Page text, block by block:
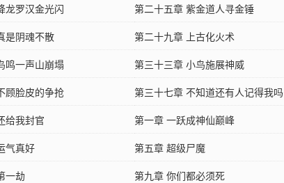
龙罗汉金光闪
第二十五章 紫金道人寻金锤
是阴魂不散
第二十九章 上古化火术
鸣一声山崩塌
第三十三章 小鸟施展神威
顾脸皮的争抢
第三十七章 不知道还有人记得我吗
给我封官
第一章 一跃成神仙巅峰
气真好
第五章 超级尸魔
一劫
第九章 你们都必须死